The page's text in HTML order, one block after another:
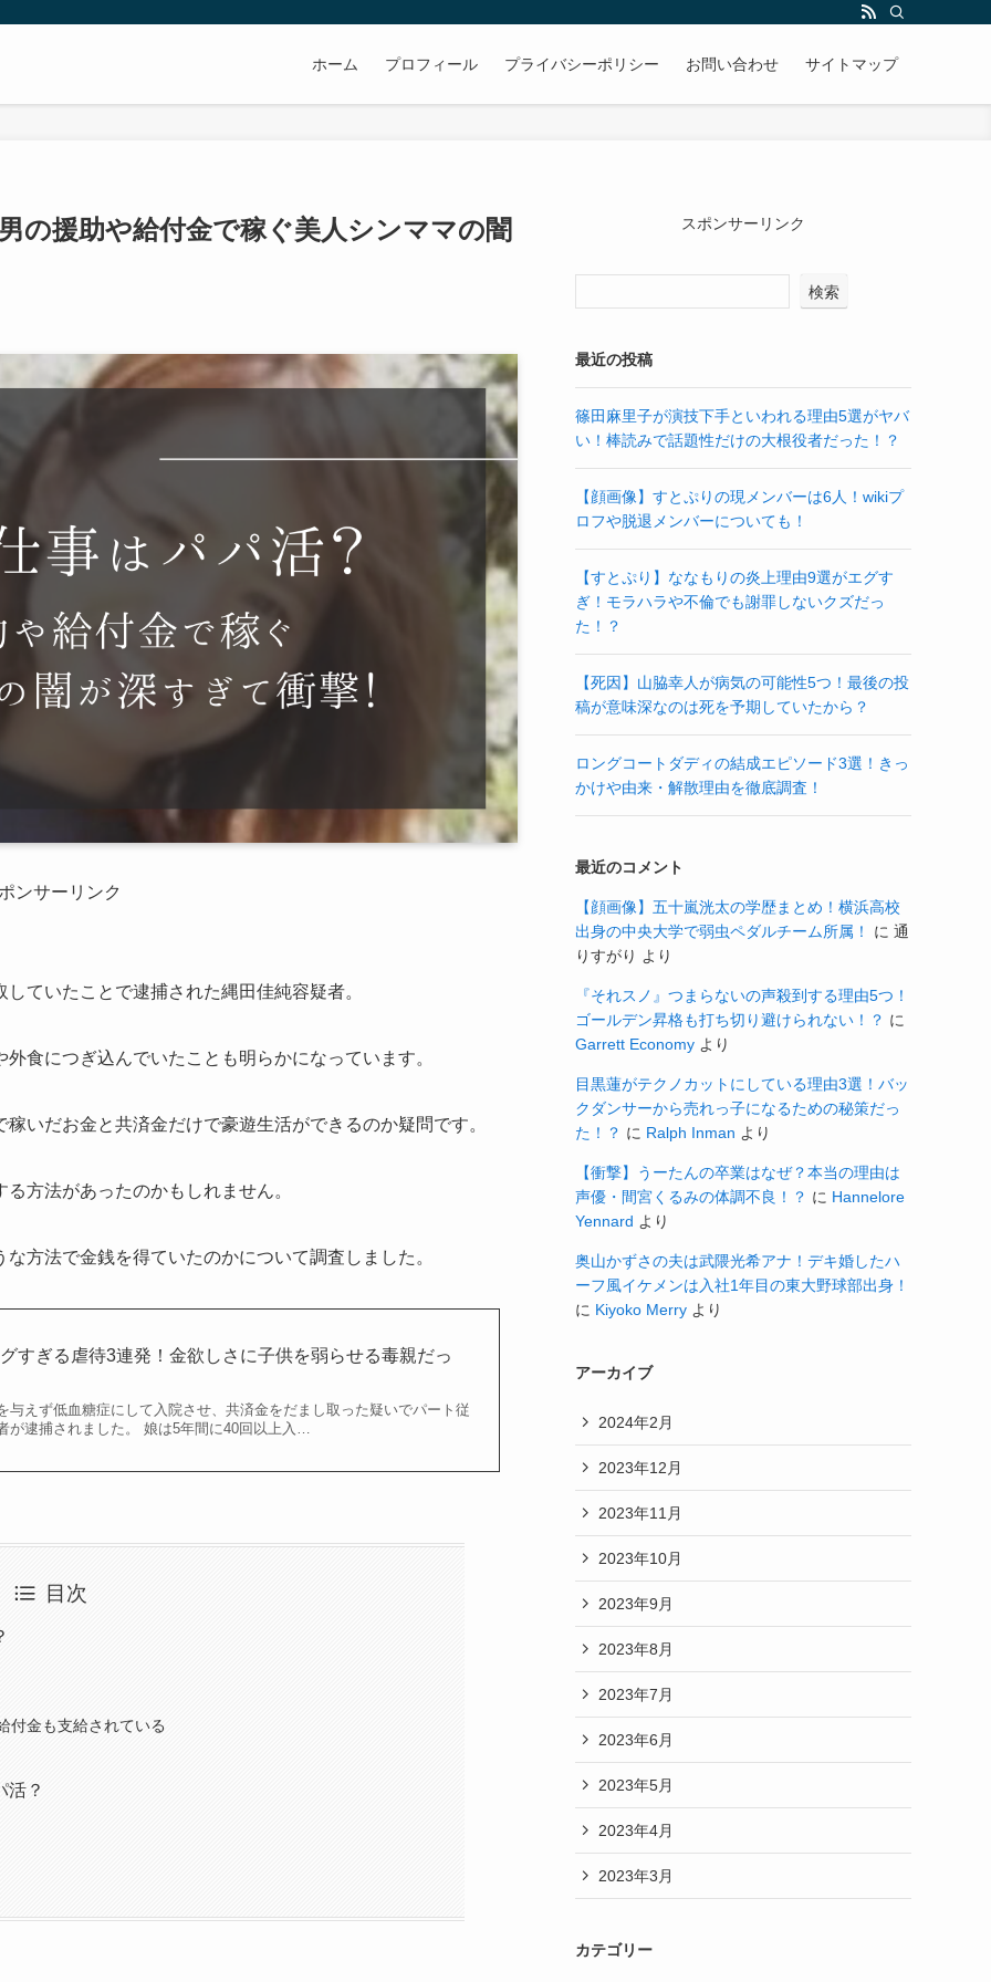
ホーム プロフィール プライバシーポリシー お問い合わせ サイトマップ
の援助や給付金で稼ぐ美人シンママの闇
ンサーリンク
ていたことで逮捕された縄田佳純容疑者。
食につぎ込んでいたことも明らかになっています。
いだお金と共済金だけで豪遊生活ができるのか疑問です。
方法があったのかもしれません。
方法で金銭を得ていたのかについて調査しました。
すぎる虐待3連発！金欲しさに子供を弱らせる毒親だっ
与えず低血糖症にして入院させ、共済金をだまし取った疑いでパート従
が逮捕されました。 娘は5年間に40回以上入…
目次
付金も支給されている
活？
スポンサーリンク
検索
最近の投稿
篠田麻里子が演技下手といわれる理由5選がヤバ
い！棒読みで話題性だけの大根役者だった！？
【顔画像】すとぷりの現メンバーは6人！wikiプ
ロフや脱退メンバーについても！
【すとぷり】ななもりの炎上理由9選がエグす
ぎ！モラハラや不倫でも謝罪しないクズだっ
た！？
【死因】山脇幸人が病気の可能性5つ！最後の投
稿が意味深なのは死を予期していたから？
ロングコートダディの結成エピソード3選！きっ
かけや由来・解散理由を徹底調査！
最近のコメント
【顔画像】五十嵐洸太の学歴まとめ！横浜高校
出身の中央大学で弱虫ペダルチーム所属！
に 通
りすがり より
『それスノ』つまらないの声殺到する理由5つ！
ゴールデン昇格も打ち切り避けられない！？ に
Garrett Economy より
目黒蓮がテクノカットにしている理由3選！バッ
クダンサーから売れっ子になるための秘策だっ
た！？ に Ralph Inman より
【衝撃】うーたんの卒業はなぜ？本当の理由は
声優・間宮くるみの体調不良！？ に Hannelore
Yennard より
奥山かずさの夫は武隈光希アナ！デキ婚したハ
ーフ風イケメンは入社1年目の東大野球部出身！
に Kiyoko Merry より
アーカイブ
2024年2月
2023年12月
2023年11月
2023年10月
2023年9月
2023年8月
2023年7月
2023年6月
2023年5月
2023年4月
2023年3月
カテゴリー